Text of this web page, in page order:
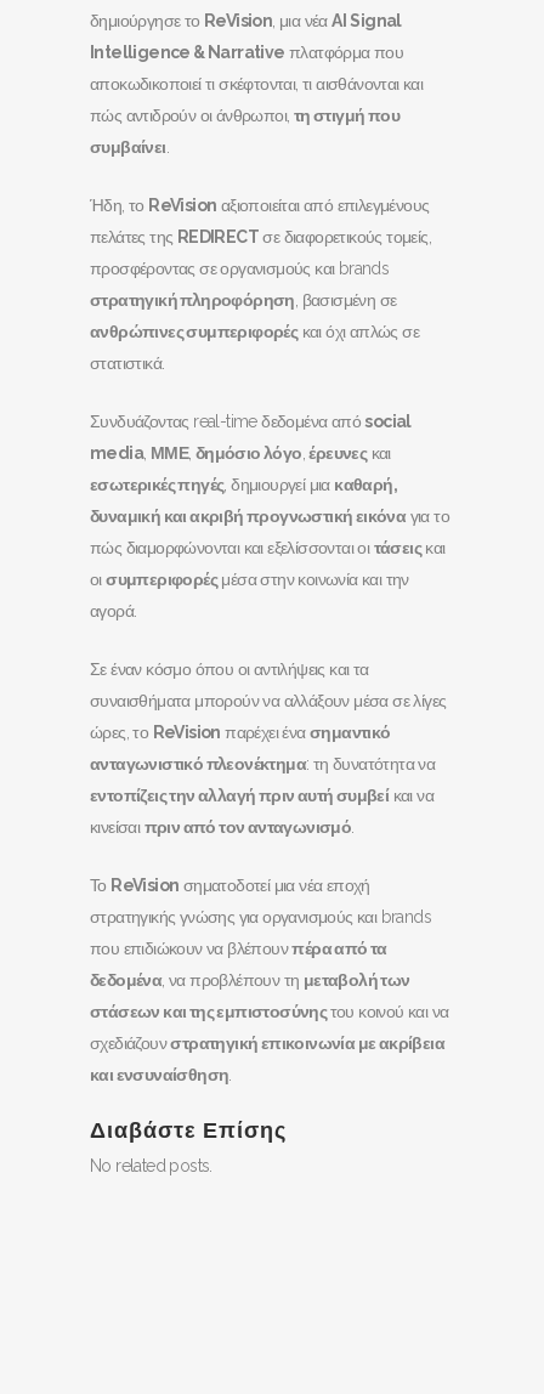
δημιούργησε το ReVision , μια νέαAI Signal
Intelligence & Narrative πλατφόρμα που
αποκωδικοποιεί τι σκέφτονται, τι αισθάνονται και
πώς αντιδρούν οι άνθρωποι, τη στιγμή που
συμβαίνει
Ήδη, το ReVision αξιοποιείται από επιλεγμένους
πελάτες της REDIRECTσε διαφορετικούς τομείς,
προσφέροντας σε οργανισμούς και brands
στρατηγική πληροφόρηση , βασισμένη σε
ανθρώπινες συμπεριφορέςκαι όχι απλώς σε
στατιστικά.
Συνδυάζοντας real-time δεδομένα απόsocial
media, ΜΜΕ, δημόσιο λόγο ,έρευνεςκαι
εσωτερικές πηγές, δημιουργεί μια καθαρή,
δυναμική και ακριβή προγνωστική εικόναγια το
πώς διαμορφώνονται και εξελίσσονται οι τάσειςκαι
οισυμπεριφορέςμέσα στην κοινωνία και την
αγορά.
Σε έναν κόσμο όπου οι αντιλήψεις και τα
συναισθήματα μπορούν να αλλάξουν μέσα σε λίγες
ώρες, το ReVision παρέχει ένασημαντικό
ανταγωνιστικό πλεονέκτημα: τη δυνατότητα να
εντοπίζεις την αλλαγή πριν αυτή συμβείκαι να
κινείσαι πριν από τον ανταγωνισμό
Το ReVision σηματοδοτεί μια νέα εποχή
στρατηγικής γνώσης για οργανισμούς και brands
που επιδιώκουν να βλέπουνπέρα από τα
δεδομένα, να προβλέπουν τη μεταβολή των
στάσεων και της εμπιστοσύνηςτου κοινού και να
σχεδιάζουνστρατηγική επικοινωνία με ακρίβεια
και ενσυναίσθηση
Διαβάστε Επίσης
No related posts.